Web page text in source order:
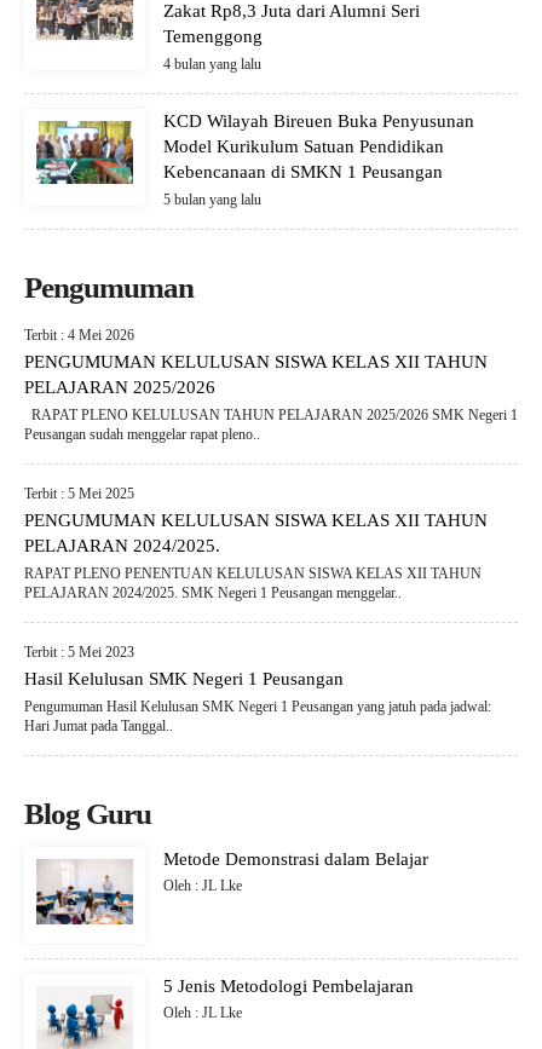
Zakat Rp8,3 Juta dari Alumni Seri
Temenggong
4 bulan yang lalu
KCD Wilayah Bireuen Buka Penyusunan
Model Kurikulum Satuan Pendidikan
Kebencanaan di SMKN 1 Peusangan
5 bulan yang lalu
Pengumuman
Terbit : 4 Mei 2026
PENGUMUMAN KELULUSAN SISWA KELAS XII TAHUN
PELAJARAN 2025/2026
RAPAT PLENO KELULUSAN TAHUN PELAJARAN 2025/2026 SMK Negeri 1
Peusangan sudah menggelar rapat pleno..
Terbit : 5 Mei 2025
PENGUMUMAN KELULUSAN SISWA KELAS XII TAHUN
PELAJARAN 2024/2025.
RAPAT PLENO PENENTUAN KELULUSAN SISWA KELAS XII TAHUN
PELAJARAN 2024/2025. SMK Negeri 1 Peusangan menggelar..
Terbit : 5 Mei 2023
Hasil Kelulusan SMK Negeri 1 Peusangan
Pengumuman Hasil Kelulusan SMK Negeri 1 Peusangan yang jatuh pada jadwal:
Hari Jumat pada Tanggal..
Blog Guru
Metode Demonstrasi dalam Belajar
Oleh : JL Lke
5 Jenis Metodologi Pembelajaran
Oleh : JL Lke